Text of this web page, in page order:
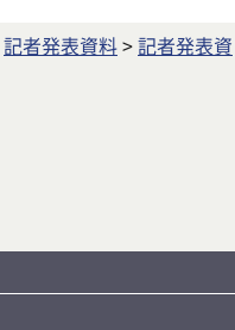
記者発表資料>記者発表資